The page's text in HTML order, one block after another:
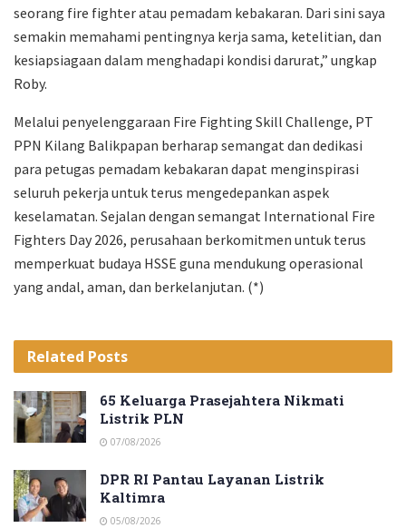
seorang fire fighter atau pemadam kebakaran. Dari sini saya
semakin memahami pentingnya kerja sama, ketelitian, dan
kesiapsiagaan dalam menghadapi kondisi darurat,” ungkap
Roby.
Melalui penyelenggaraan Fire Fighting Skill Challenge, PT
PPN Kilang Balikpapan berharap semangat dan dedikasi
para petugas pemadam kebakaran dapat menginspirasi
seluruh pekerja untuk terus mengedepankan aspek
keselamatan. Sejalan dengan semangat International Fire
Fighters Day 2026, perusahaan berkomitmen untuk terus
memperkuat budaya HSSE guna mendukung operasional
yang andal, aman, dan berkelanjutan. (*)
Related Posts
65 Keluarga Prasejahtera Nikmati
Listrik PLN
07/08/2026
DPR RI Pantau Layanan Listrik
Kaltimra
05/08/2026